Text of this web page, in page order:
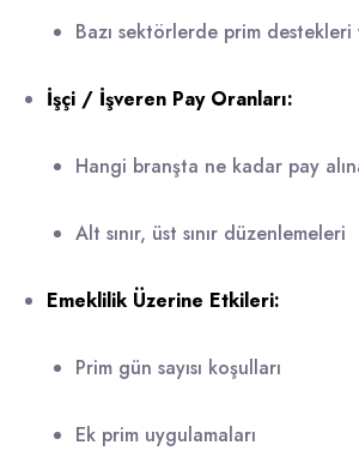
Bazı sektörlerde prim
İşçi / İşveren Pay Oranları:
Hangi branşta ne kadar pay
Alt sınır, üst sınır düzenlemeleri
Emeklilik Üzerine Etkileri:
Prim gün sayısı koşulları
Ek prim uygulamaları